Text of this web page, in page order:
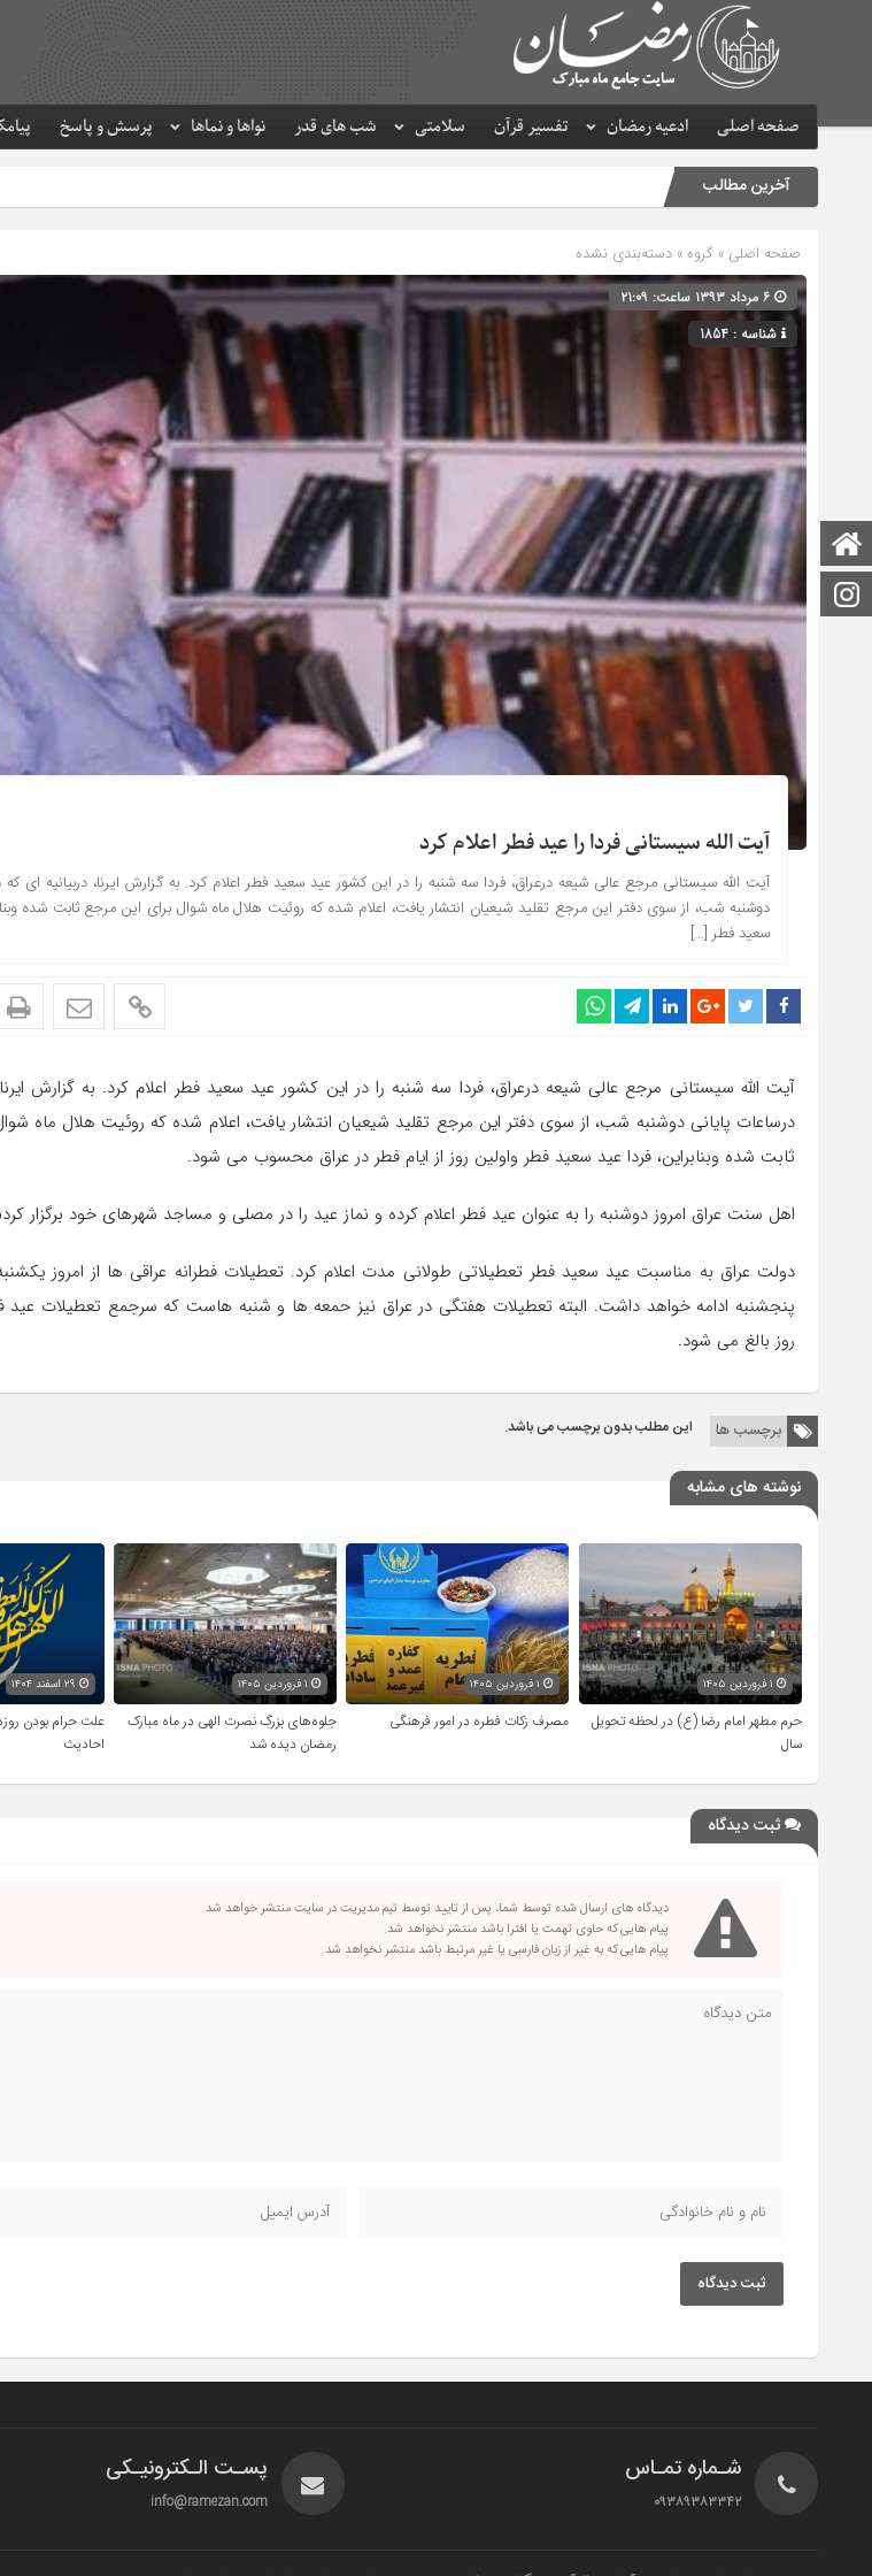
صفحه اصلی ادعیه رمضان تفسیر قرآن سلامتی شب های قدر نواها و نماها پرسش و پاسخ
صفحه اصلی
اینستاگرام
آخرین مطالب
صفحه اصلی » گروه » دسته‌بندی نشده
شناسه : 1854
آیت الله سیستانی فردا را عید فطر اعلام کرد
آیت الله سیستانی مرجع عالی شیعه درعراق، فردا سه شنبه را در این کشور عید سعید فطر اعلام کرد. به گزارش ایرنا، دربیانیه ای که
دوشنبه شب، از سوی دفتر این مرجع تقلید شیعیان انتشار یافت، اعلام شده که روئیت هلال ماه شوال برای این مرجع ثابت شده
سعید فطر […]
آیت الله سیستانی مرجع عالی شیعه درعراق، فردا سه شنبه را در این کشور عید سعید فطر اعلام کرد. به گزارش
درساعات پایانی دوشنبه شب، از سوی دفتر این مرجع تقلید شیعیان انتشار یافت، اعلام شده که روئیت هلال ماه
ثابت شده وبنابراین، فردا عید سعید فطر واولین روز از ایام فطر در عراق محسوب می شود.
اهل سنت عراق امروز دوشنبه را به عنوان عید فطر اعلام کرده و نماز عید را در مصلی و مساجد شهرهای خود برگزار
دولت عراق به مناسبت عید سعید فطر تعطیلاتی طولانی مدت اعلام کرد. تعطیلات فطرانه عراقی ها از امروز
روز بالغ می شود.
برچسب ها این مطلب بدون برچسب می باشد.
نوشته های مشابه
حرم مطهر امام رضا (ع) در لحظه تحویل
سال
۱ فروردین ۱۴۰۵
مصرف زکات فطره در امور فرهنگی
جلوه‌های بزرگ نصرت الهی در ماه مبارک
رمضان دیده شد
علت حرام بودن
احادیث
ثبت دیدگاه
دیدگاه های ارسال شده توسط شما، پس از تایید توسط تیم مدیریت در سایت منتشر خواهد شد.
پیام هایی که حاوی تهمت یا افترا باشد منتشر نخواهد شد.
پیام هایی که به غیر از زبان فارسی یا غیر مرتبط باشد منتشر نخواهد شد.
ثبت دیدگاه
شـماره تمـاس
۰۹۳۸۹۳۸۳۳۴۲
پسـت الـکترونیـکی
info@ramezan.com